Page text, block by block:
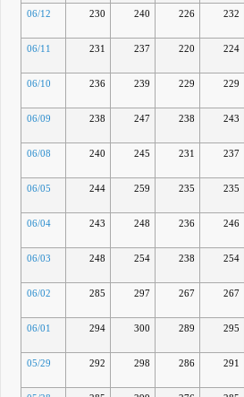
06/12
230 240 226 232
06/11
231 237 220 224
06/10
236 239 229 229
06/09
238 247 238 243
06/08
240 245 231 237
06/05
244 259 235 235
06/04
243 248 236 246
06/03
248 254 238 254
06/02
285 297 267 267
06/01
294 300 289 295
05/29
292 298 286 291